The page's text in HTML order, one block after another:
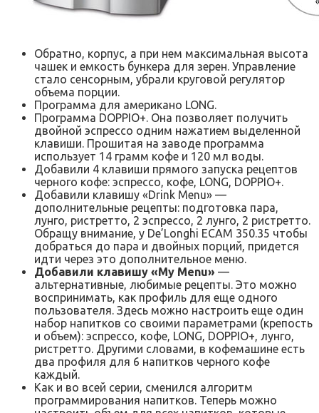
Обратно, корпус, а при нем максимальная высота
чашек и емкость бункера для зерен. Управление
стало сенсорным, убрали круговой регулятор
объема порции.
Программа для американо LONG.
Программа DOPPIO+. Она позволяет получить
двойной эспрессо одним нажатием выделенной
клавиши. Прошитая на заводе программа
использует 14 грамм кофе и 120 мл воды.
Добавили 4 клавиши прямого запуска рецептов
черного кофе: эспрессо, кофе, LONG, DOPPIO+.
Добавили клавишу «Drink Menu» —
дополнительные рецепты: подготовка пара,
лунго, ристретто, 2 эспрессо, 2 лунго, 2 ристретто.
Обращу внимание, у De’Longhi ECAM 350.35 чтобы
добраться до пара и двойных порций, придется
идти через это дополнительное меню.
Добавили клавишу «My Menu» —
альтернативные, любимые рецепты. Это можно
воспринимать, как профиль для еще одного
пользователя. Здесь можно настроить еще один
набор напитков со своими параметрами (крепость
и объем): эспрессо, кофе, LONG, DOPPIO+, лунго,
ристретто. Другими словами, в кофемашине есть
два профиля для 6 напитков черного кофе
каждый.
Как и во всей серии, сменился алгоритм
программирования напитков. Теперь можно